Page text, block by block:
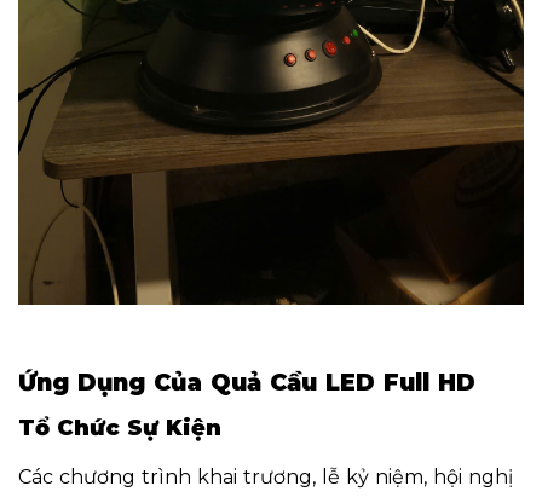
Ứng Dụng Của Quả Cầu LED Full HD
Tổ Chức Sự Kiện
Các chương trình khai trương, lễ kỷ niệm, hội nghị